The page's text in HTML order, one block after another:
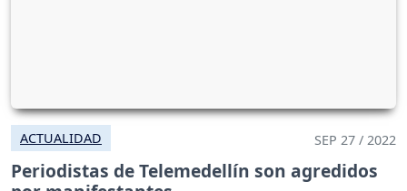
ACTUALIDAD SEP 27 / 2022
Periodistas de Telemedellín son agredidos